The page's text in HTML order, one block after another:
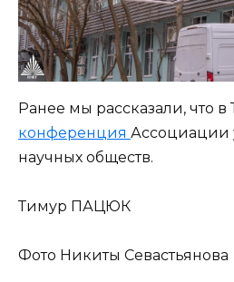
Ранее мы рассказали, что в
конференция Ассоциации
научных обществ.
Тимур ПАЦЮК
Фото Никиты Севастьянова